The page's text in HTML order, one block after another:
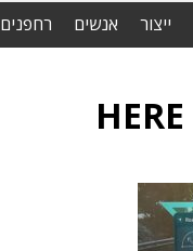
ייצור אנשים רחפנים